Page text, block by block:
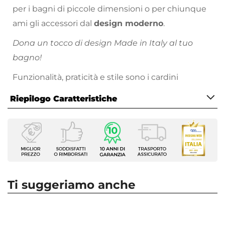
per i bagni di piccole dimensioni o per chiunque
ami gli accessori dal design moderno.
Dona un tocco di design Made in Italy al tuo
bagno!
Funzionalità, praticità e stile sono i cardini
standard elevato ed un rapporto qualità-prezzo
senza paragoni.
Riepilogo Caratteristiche
Caratteristiche
Tipologia
Dispenser
Serie
Ti suggeriamo anche